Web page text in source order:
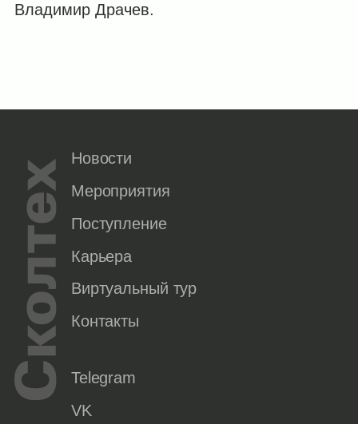
Владимир Драчев.
Новости
Мероприятия
Поступление
Карьера
Виртуальный тур
Контакты
Telegram
VK